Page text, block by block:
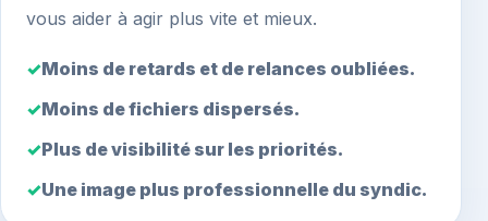
vous aider à agir plus vite et mieux.
Moins de retards et de relances oubliées.
Moins de fichiers dispersés.
Plus de visibilité sur les priorités.
Une image plus professionnelle du syndic.